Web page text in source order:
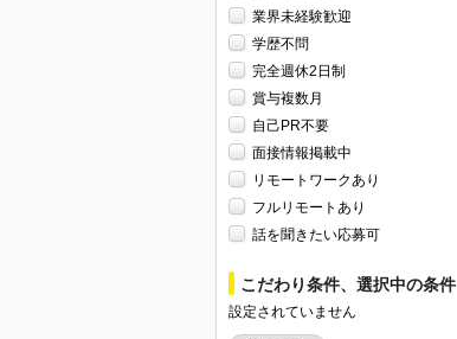
業界未経験歓迎
学歴不問
完全週休2日制
賞与複数月
自己PR不要
面接情報掲載中
リモートワークあり
フルリモートあり
話を聞きたい応募可
こだわり条件、選択中の条件
設定されていません